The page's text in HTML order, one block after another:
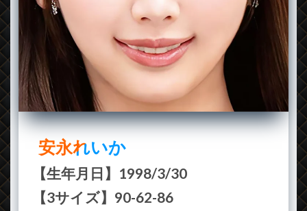
安永れいか
【生年月日】1998/3/30
【3サイズ】90-62-86